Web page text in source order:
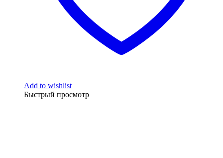
Add to wishlist
Быстрый просмотр